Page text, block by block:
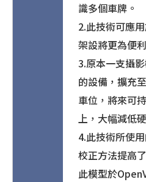
識多個車牌。
2.此技術可應
架設將更為便
3.原本一支攝
的設備，擴充
車位，將來可
上，大幅減低
4.此技術所使
校正方法提高
此模型於